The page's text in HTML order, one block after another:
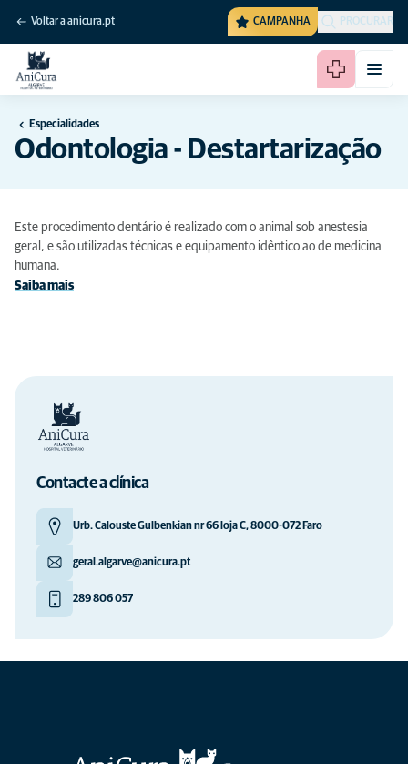
Voltar a anicura.pt CAMPANHA PROCURAR
Especialidades
Odontologia - Destartarização
Este procedimento dentário é realizado com o animal sob anestesia
geral, e são utilizadas técnicas e equipamento idêntico ao de medicina
humana.
Saiba mais
Contacte a clínica
Urb. Calouste Gulbenkian nr 66 loja C, 8000-072 Faro
geral.algarve@anicura.pt
289 806 057